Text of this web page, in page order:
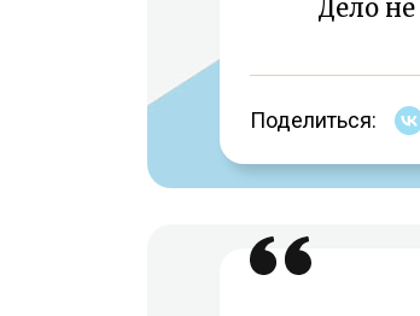
Дело не
Поделиться: